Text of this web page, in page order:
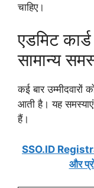
चाहिए।
एडमिट
सामान्य
कई बार उम्मीदवारों
आती है। यह समस्याएं
हैं।
SSO.ID
और